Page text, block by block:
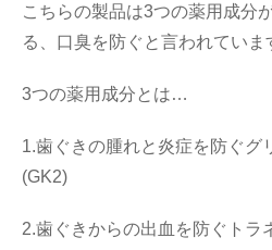
こちらの製品は3つの薬用成分
る、口臭を防ぐと言われていま
3つの薬用成分とは…
1.歯ぐきの腫れと炎症を防ぐグ
(GK2)
2.歯ぐきからの出血を防ぐトラ